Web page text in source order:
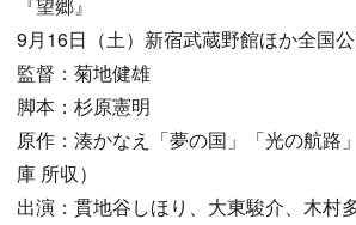
『望郷』
9月16日（土）新宿武蔵野館ほか全国
監督：菊地健雄
脚本：杉原憲明
原作：湊かなえ「夢の国」「光の航路
庫 所収）
出演：貫地谷しほり、大東駿介、木村